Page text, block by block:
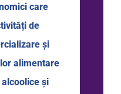
care
de
şi
alimentare
şi